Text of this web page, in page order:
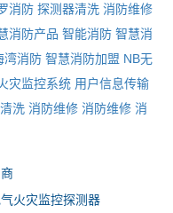
消防 探测器清洗 消防维修
消防产品 智能消防 智慧消
湾消防 智慧消防加盟 NB无
灾监控系统 用户信息传输
洗 消防维修 消防维修 消
火灾监控探测器